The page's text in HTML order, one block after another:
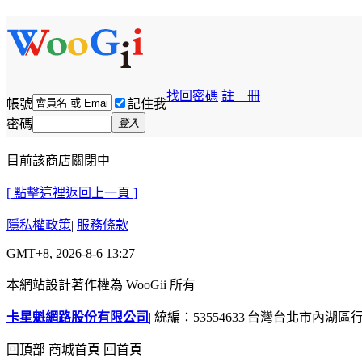
帳號 記住我
找回密碼 註 冊
密碼 登入
目前該商店關閉中
[ 點擊這裡返回上一頁 ]
隱私權政策| 服務條款
GMT+8, 2026-8-6 13:27
本網站設計著作權為 WooGii 所有
卡星魁網路股份有限公司 | 統編：53554633|台灣台北市內湖區
回頂部 商城首頁 回首頁